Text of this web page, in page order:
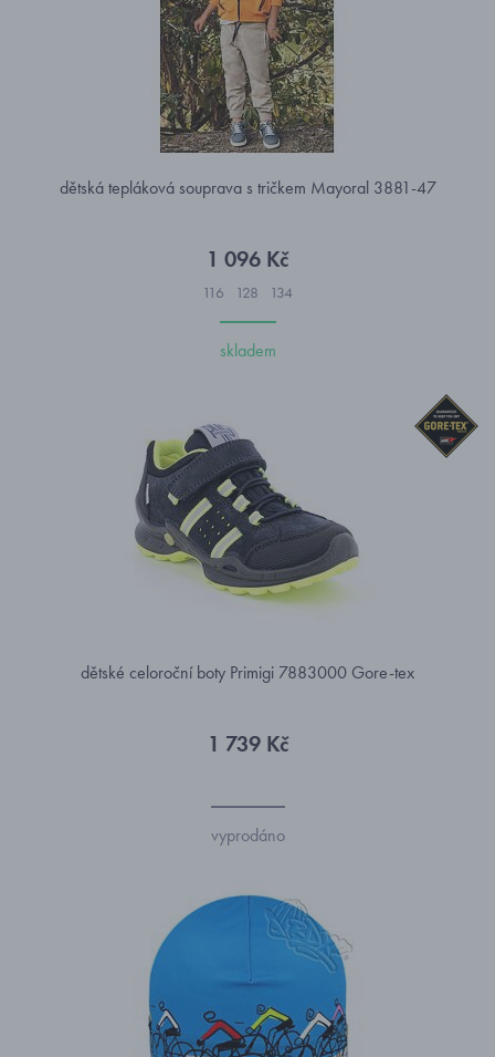
dětská tepláková souprava s tričkem Mayoral 3881-47
1 096 Kč
116 128 134
skladem
dětské celoroční boty Primigi 7883000 Gore-tex
1 739 Kč
vyprodáno